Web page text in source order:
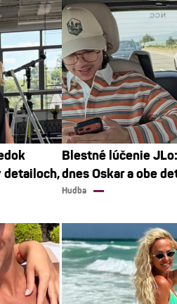
detailoch,
Blestné lúčenie
dnes Oskar a obe
Hudba